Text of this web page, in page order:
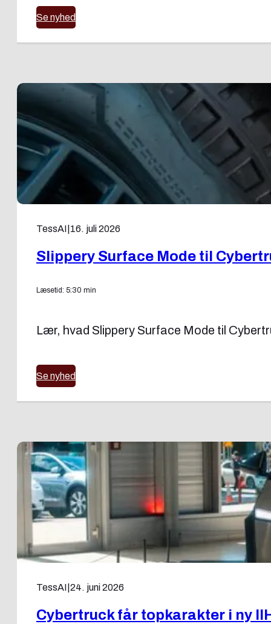
Se nyhed
TessAI 16. juli 2026
Slippery Surface Mode til
Læsetid: 5:30 min
Lær, hvad Slippery Surface Mode til
Se nyhed
TessAI 24. juni 2026
Cybertruck får topkarakter i ny